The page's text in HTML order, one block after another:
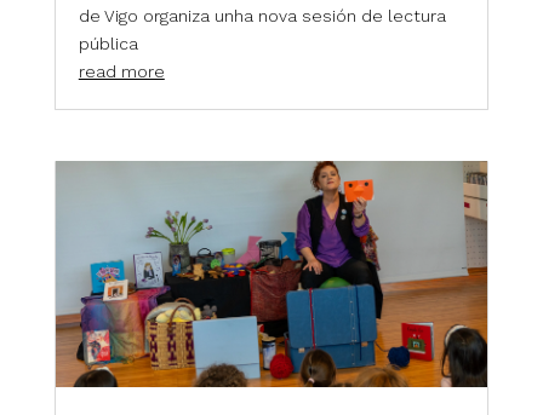
de Vigo organiza unha nova sesión de lectura
pública
read more